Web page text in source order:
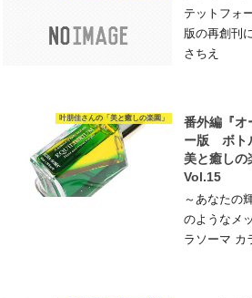
テットフ
版の再創
さ
叶朋佳さんの「美と癒しの楽園」
番外編『オ
ー版 ボト
美と癒し
Vol.15
～あなたの
のようなメ
ラソーマ カ